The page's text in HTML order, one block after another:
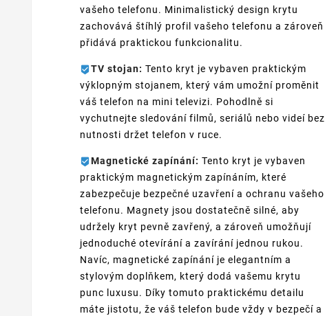
vašeho telefonu. Minimalistický design krytu
zachovává štíhlý profil vašeho telefonu a zároveň
přidává praktickou funkcionalitu.
TV stojan: Tento kryt je vybaven praktickým
výklopným stojanem, který vám umožní proměnit
váš telefon na mini televizi. Pohodlně si
vychutnejte sledování filmů, seriálů nebo videí bez
nutnosti držet telefon v ruce.
Magnetické zapínání: Tento kryt je vybaven
praktickým magnetickým zapínáním, které
zabezpečuje bezpečné uzavření a ochranu vašeho
telefonu. Magnety jsou dostatečně silné, aby
udržely kryt pevně zavřený, a zároveň umožňují
jednoduché otevírání a zavírání jednou rukou.
Navíc, magnetické zapínání je elegantním a
stylovým doplňkem, který dodá vašemu krytu
punc luxusu. Díky tomuto praktickému detailu
máte jistotu, že váš telefon bude vždy v bezpečí a